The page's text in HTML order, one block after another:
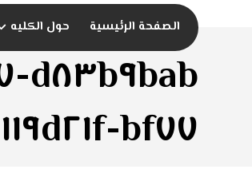
الصفحة الرئيسية حول الكليه
bf٧٧-٨٠٩de١١٩d٢١f